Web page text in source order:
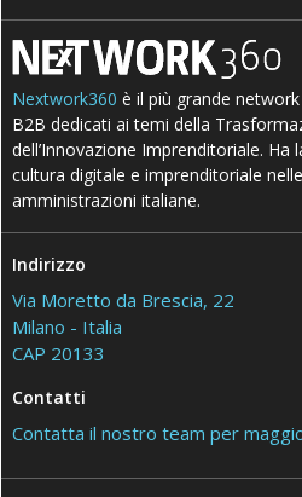
Nextwork360 è il più grande
B2B dedicati ai temi della
dell’Innovazione Imprenditoriale. Ha
cultura digitale e imprenditoriale
amministrazioni italiane.
Indirizzo
Via Moretto da Brescia, 22
Milano - Italia
CAP 20133
Contatti
Contatta il nostro team per